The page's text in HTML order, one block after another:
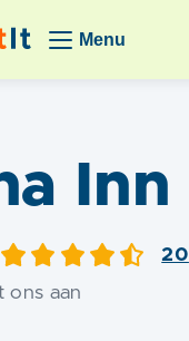
Menu
Inn
20
ons aan